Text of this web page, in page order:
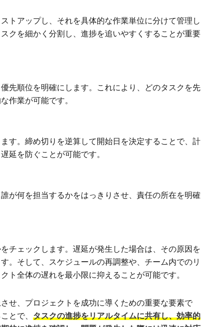
トアップし、それを具体的な作業単位に分けて管理し
クを細かく分割し、進捗を追いやすくすることが重要
先順位を明確にします。これにより、どのタスクを先
作業が可能です。
す。締め切りを逆算して開始日を決定することで、計
延を防ぐことが可能です。
が何を担当するかをはっきりさせ、責任の所在を明確
チェックします。遅延が発生した場合は、その原因を
。そして、スケジュールの再調整や、チーム内でのリ
ト全体の遅れを最小限に抑えることが可能です。
せ、プロジェクトを成功に導くための重要な要素で
とで、 タスクの進捗をリアルタイムに共有し、効率的